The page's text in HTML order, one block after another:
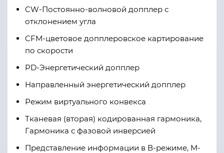
CW-Постоянно-волновой допплер с
отклонением угла
CFM-цветовое допплеровское картирование
по скорости
PD-Энергетический допплер
Направленный энергетический допплер
Режим виртуального конвекса
Тканевая (вторая) кодированная гармоника,
Гармоника с фазовой инверсией
Представление информации в В-режиме, М-